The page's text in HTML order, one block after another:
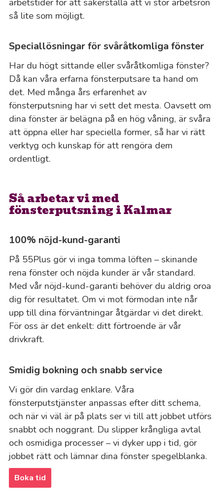
så lite som möjligt.
Speciallösningar för svåråtkomliga fönster
Har du högt sittande eller svåråtkomliga fönster?
Då kan våra erfarna fönsterputsare ta hand om
det. Med många års erfarenhet av
fönsterputsning har vi sett det mesta. Oavsett om
dina fönster är belägna på en hög våning, är svåra
att öppna eller har speciella former, så har vi rätt
verktyg och kunskap för att rengöra dem
ordentligt.
Så arbetar vi med
fönsterputsning i Kalmar
100% nöjd-kund-garanti
På 55Plus gör vi inga tomma löften – skinande
rena fönster och nöjda kunder är vår standard.
Med vår nöjd-kund-garanti behöver du aldrig oroa
dig för resultatet. Om vi mot förmodan inte når
upp till dina förväntningar åtgärdar vi det direkt.
För oss är det enkelt: ditt förtroende är vår
drivkraft.
Smidig bokning och snabb service
Vi gör din vardag enklare. Våra
fönsterputstjänster anpassas efter ditt schema,
och när vi väl är på plats ser vi till att jobbet utförs
snabbt och noggrant. Du slipper krångliga avtal
och osmidiga processer – vi dyker upp i tid, gör
jobbet rätt och lämnar dina fönster spegelblanka.
Boka tid